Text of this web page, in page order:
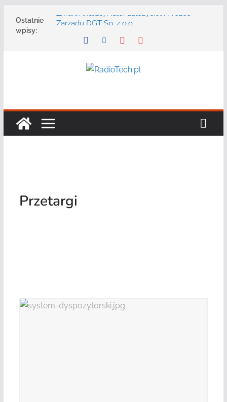
Ostatnie
wpisy:
Zmarł Andrzej Adler założyciel i Prezes
Zarządu DGT Sp. z o.o.
Radmor – największy polski producent
urządzeń łączności radiowej ma 75 lat
konferencję: „Bezpieczeństwo,
niezawodność i interoperacyjność
Najnowszy radiotelefon MOTOTRBO R7 od
Motorola Solutions
Przetargi